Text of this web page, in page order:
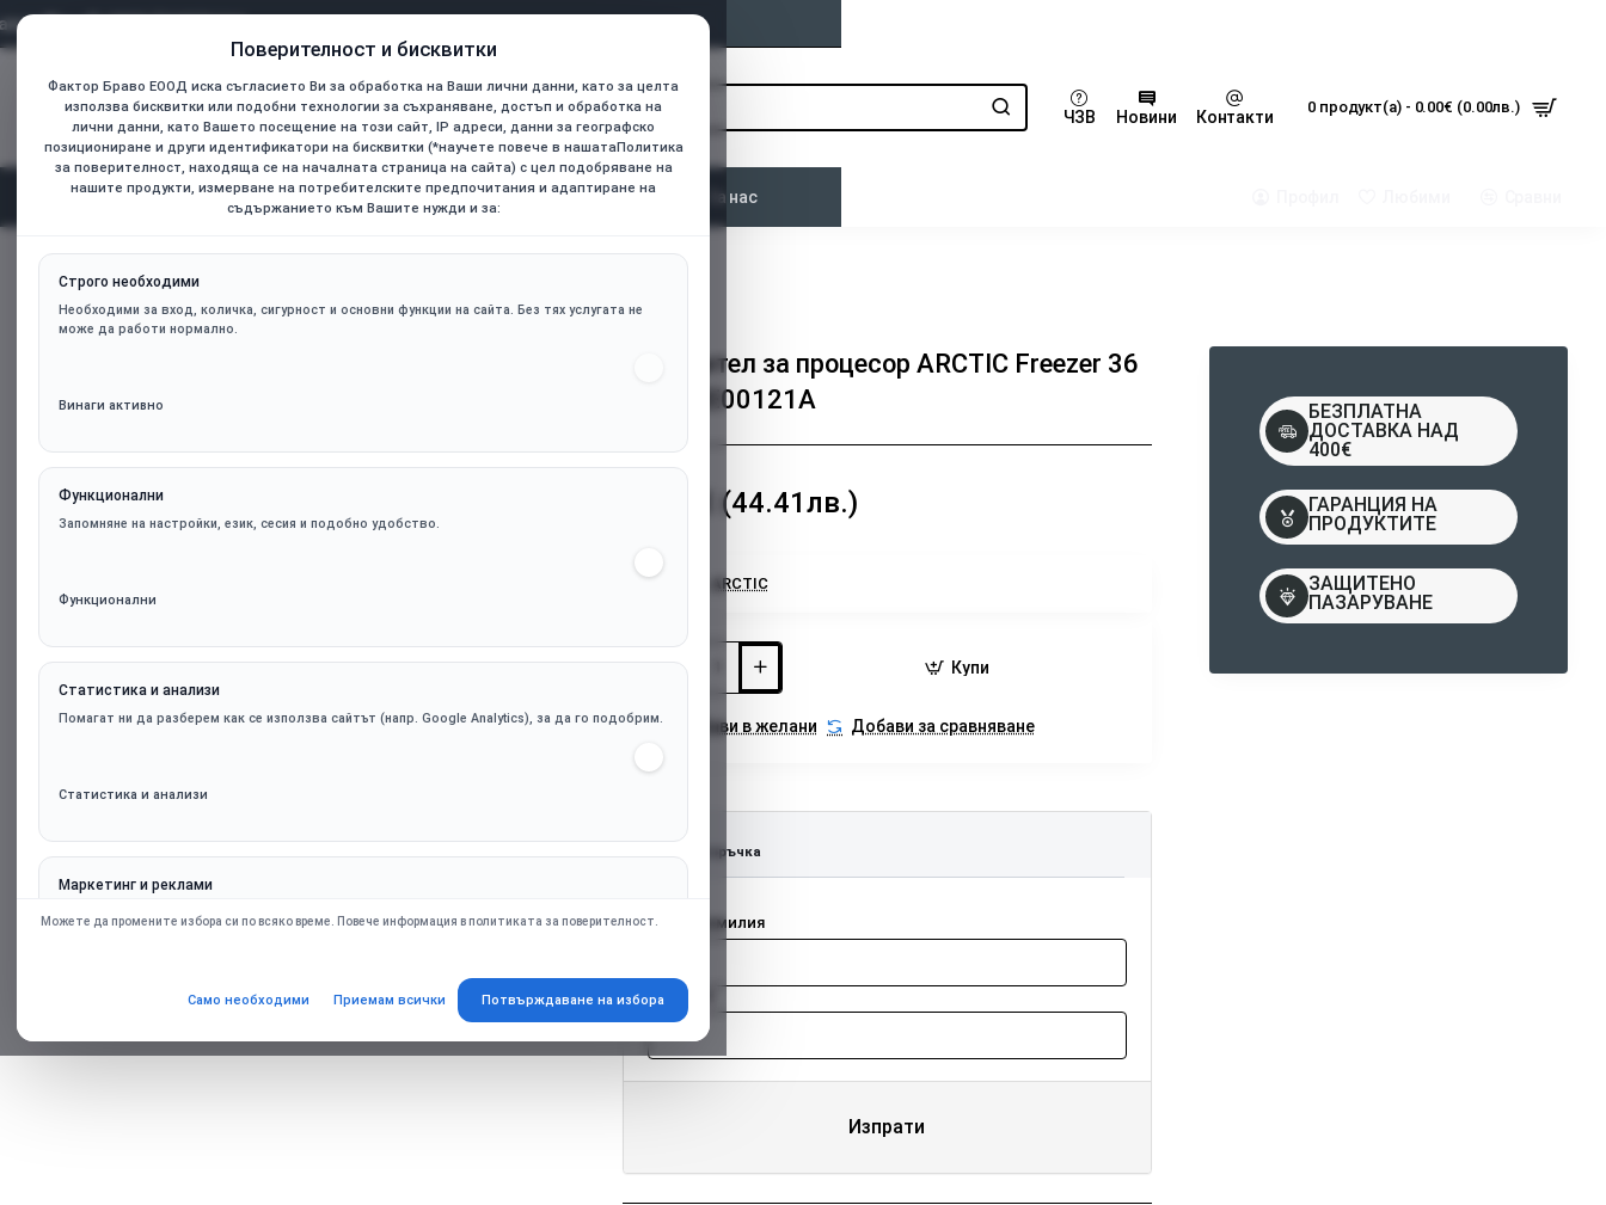
Поверителност и бисквитки
Фактор Браво ЕООД иска съгласието Ви за обработка на Ваши лични данни, като за целта
използва бисквитки или подобни технологии за съхраняване, достъп и обработка на
лични данни, като Вашето посещение на този сайт, IP адреси, данни за географско
позициониране и други идентификатори на бисквитки (*научете повече в нашатаПолитика
за поверителност, находяща се на началната страница на сайта) с цел подобряване на
нашите продукти, измерване на потребителските предпочитания и адаптиране на
съдържанието към Вашите нужди и за:
Строго необходими
Необходими за вход, количка, сигурност и основни функции на сайта. Без тях услугата не
може да работи нормално.
Винаги активно
Функционални
Запомняне на настройки, език, сесия и подобно удобство.
Функционални
Статистика и анализи
Помагат ни да разберем как се използва сайтът (напр. Google Analytics), за да го подобрим.
Статистика и анализи
Маркетинг и реклами
Персонализирани оферти и ремаркетинг чрез партньорски платформи (напр. Google Ads),
само при съгласие.
Маркетинг и реклами
Можете да промените избора си по всяко време. Повече информация в политиката за поверителност.
Само необходими Приемам всички Потвърждаване на избора
Всички
Търсене... ЧЗВ Новини Контакти 0 продукт(а) - 0.00€ (0.00лв.)
Категории Начало Контакти За нас
home
Охладител за процесор ARCTIC Freezer 36 - ACFRE00121A
Охладител за процесор ARCTIC Freezer 36
- ACFRE00121A
22.71€ (44.41лв.)
ARCTIC
Купи
Добави в желани Добави за сравняване
Бърза поръчка
Име и фамилия
Телефон
Изпрати
БЕЗПЛАТНА
ДОСТАВКА НАД
400€
ГАРАНЦИЯ НА
ПРОДУКТИТЕ
ЗАЩИТЕНО
ПАЗАРУВАНЕ